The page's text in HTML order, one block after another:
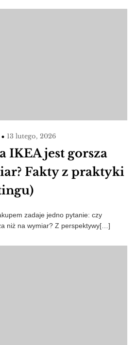
13 lutego, 2026
IKEA jest gorsza
Fakty z praktyki
zadaje jedno pytanie: czy
niż na wymiar? Z perspektywy[…]